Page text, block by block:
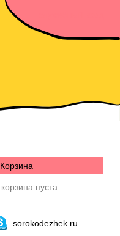
Корзина
корзина пуста
sorokodezhek.ru